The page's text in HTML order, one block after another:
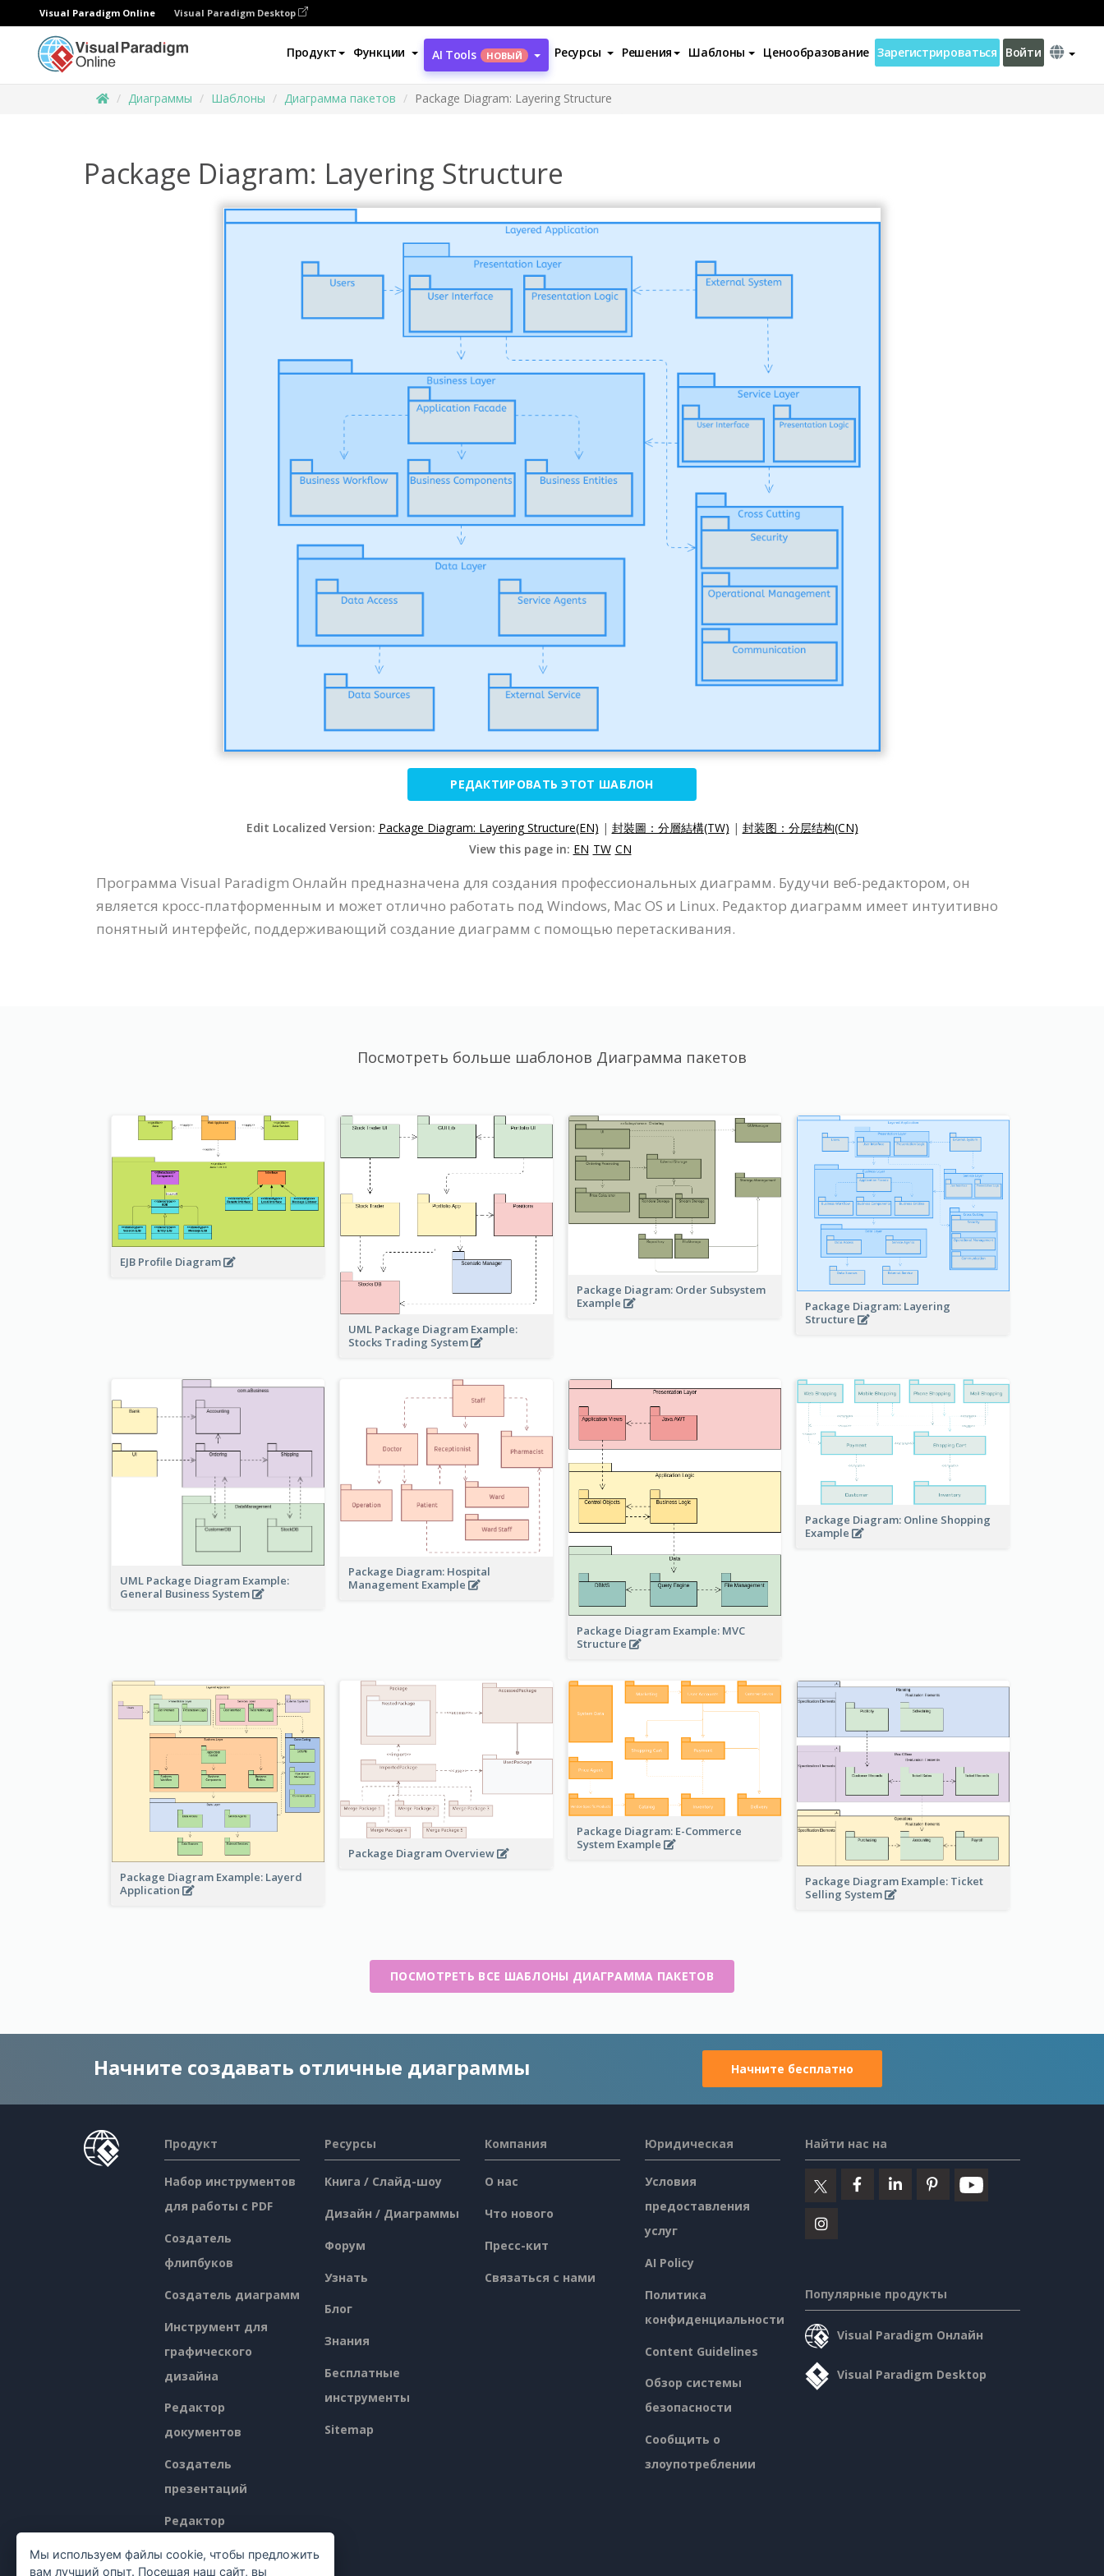
Visual Paradigm Online Visual Paradigm Desktop
Продукт Функции AI Tools НОВЫЙ Ресурсы Решения Шаблоны Ценообразование Зарегистрироваться Войти
Диаграммы Шаблоны Диаграмма пакетов Package Diagram: Layering Structure
Package Diagram: Layering Structure
РЕДАКТИРОВАТЬ ЭТОТ ШАБЛОН
Edit Localized Version: Package Diagram: Layering Structure(EN) | 封裝圖：分層結構(TW) | 封装图：分层结构(CN)
View this page in: EN TW CN
Программа Visual Paradigm Онлайн предназначена для создания профессиональных диаграмм. Будучи веб-редактором, он
является кросс-платформенным и может отлично работать под Windows, Mac OS и Linux. Редактор диаграмм имеет интуитивно
понятный интерфейс, поддерживающий создание диаграмм с помощью перетаскивания.
Посмотреть больше шаблонов Диаграмма пакетов
EJB Profile Diagram
UML Package Diagram Example:
Stocks Trading System
Package Diagram: Order Subsystem
Example
Package Diagram: Layering
Structure
UML Package Diagram Example:
General Business System
Package Diagram: Hospital
Management Example
Package Diagram Example: MVC
Structure
Package Diagram: Online Shopping
Example
Package Diagram Example: Layerd
Application
Package Diagram Overview
Package Diagram: E-Commerce
System Example
Package Diagram Example: Ticket
Selling System
ПОСМОТРЕТЬ ВСЕ ШАБЛОНЫ ДИАГРАММА ПАКЕТОВ
Начните создавать отличные диаграммы Начните бесплатно
Продукт
Набор инструментов
для работы с PDF
Создатель
флипбуков
Создатель диаграмм
Инструмент для
графического
дизайна
Редактор
документов
Создатель
презентаций
Редактор
Ресурсы
Книга / Слайд-шоу
Дизайн / Диаграммы
Форум
Узнать
Блог
Знания
Бесплатные
инструменты
Sitemap
Компания
О нас
Что нового
Пресс-кит
Связаться с нами
Юридическая
Условия
предоставления
услуг
AI Policy
Политика
конфиденциальности
Content Guidelines
Обзор системы
безопасности
Сообщить о
злоупотреблении
Найти нас на
Популярные продукты
Visual Paradigm Онлайн
Visual Paradigm Desktop
Мы используем файлы cookie, чтобы предложить
вам лучший опыт. Посещая наш сайт, вы